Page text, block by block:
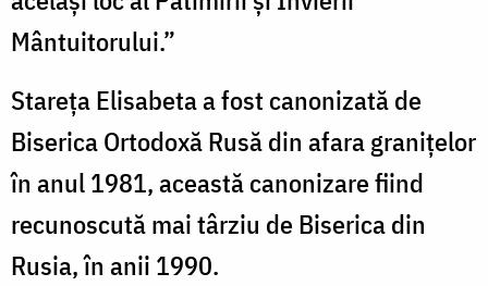
Mântuitorului.”
Stareța Elisabeta a fost canonizată de
Biserica Ortodoxă Rusă din afara granițelor
în anul 1981, această canonizare fiind
recunoscută mai târziu de Biserica din
Rusia, în anii 1990.